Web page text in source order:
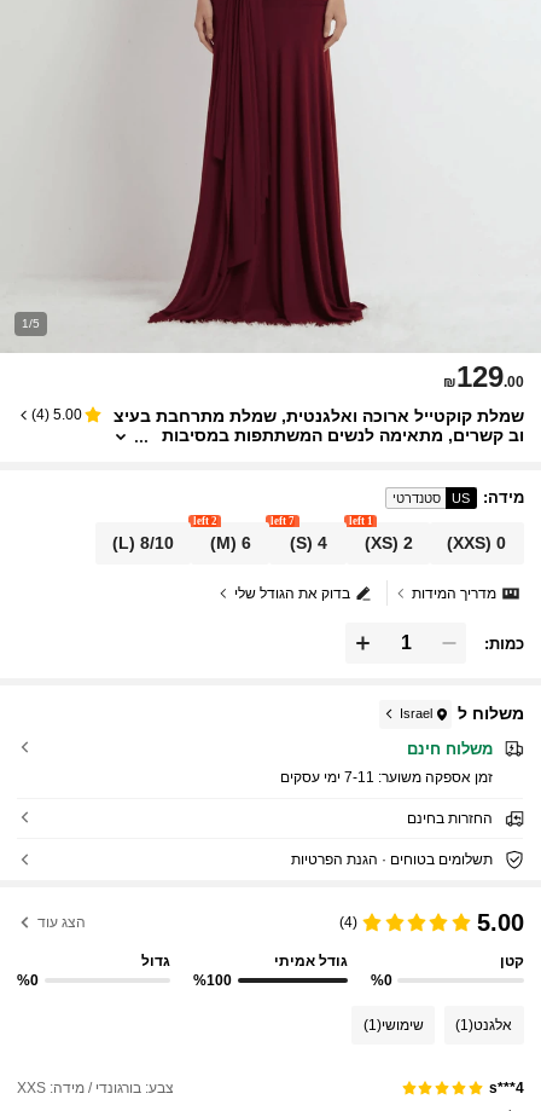
1/5
₪129.00
שמלת קוקטייל ארוכה ואלגנטית, שמלת מתרחבת בעיצ
וב קשרים, מתאימה לנשים המשתתפות במסיבות
5.00
(
4
)
מידה:
US סטנדרטי
0
(XXS)
2
(XS)
1 left
4
(S)
7 left
6
(M)
2 left
8/10
(L)
בדוק את הגודל שלי מדריך המידות
כמות:
משלוח ל Israel
משלוח חינם
זמן אספקה ​​משוער: 7-11 ימי עסקים
החזרות בחינם
תשלומים בטוחים · הגנת הפרטיות
5.00
(4) הצג עוד
קטן
%0
גודל אמיתי
%100
גדול
%0
אלגנט(1) שימושי(1)
s***4 צבע: בורגונדי / מידה: XXS